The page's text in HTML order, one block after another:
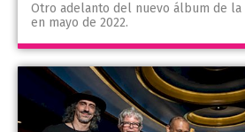
Otro adelanto del nuevo álbum de la
en mayo de 2022.